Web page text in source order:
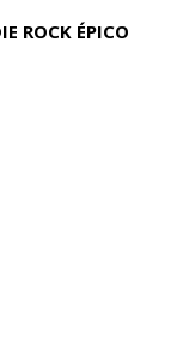
ROCK ÉPICO